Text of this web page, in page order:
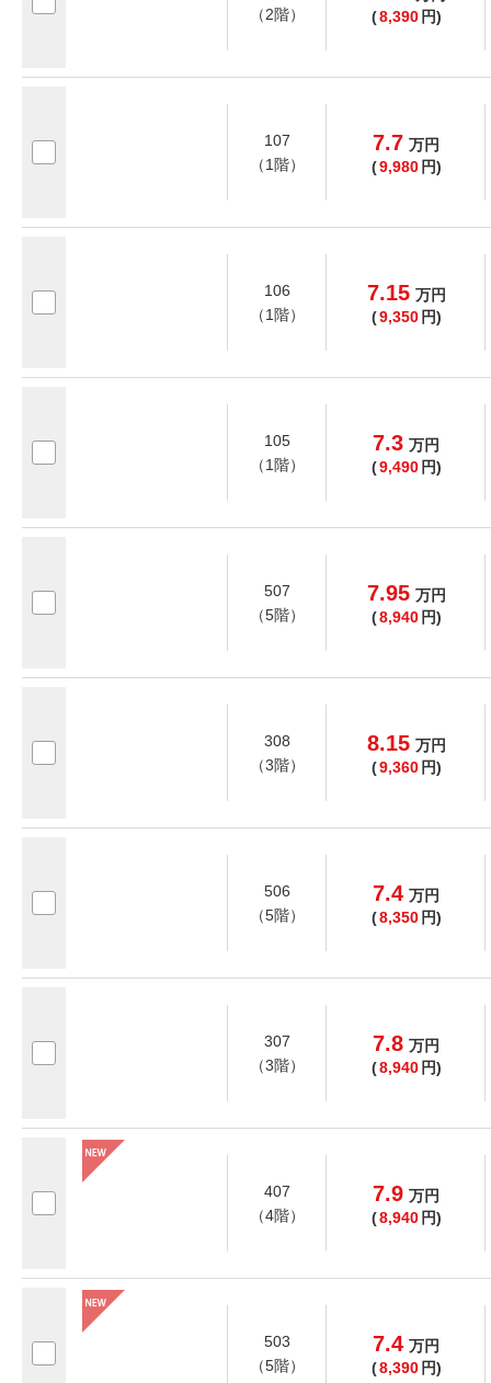
（2階）
(8,390 円)
107
（1階）
7.7 万円
(9,980 円)
106
（1階）
7.15 万円
(9,350 円)
105
（1階）
7.3 万円
(9,490 円)
507
（5階）
7.95 万円
(8,940 円)
308
（3階）
8.15 万円
(9,360 円)
506
（5階）
7.4 万円
(8,350 円)
307
（3階）
7.8 万円
(8,940 円)
407
（4階）
7.9 万円
(8,940 円)
503
（5階）
7.4 万円
(8,390 円)